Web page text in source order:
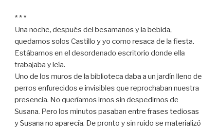
* * *
Una noche, después del besamanos y la bebida,
quedamos solos Castillo y yo como resaca de la fiesta.
Estábamos en el desordenado escritorio donde ella
trabajaba y leía.
Uno de los muros de la biblioteca daba a un jardín lleno de
perros enfurecidos e invisibles que reprochaban nuestra
presencia. No queríamos irnos sin despedirnos de
Susana. Pero los minutos pasaban entre frases tediosas
y Susana no aparecía. De pronto y sin ruido se materializó